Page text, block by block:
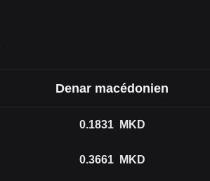
Denar macédonien
0.1831 MKD
0.3661 MKD